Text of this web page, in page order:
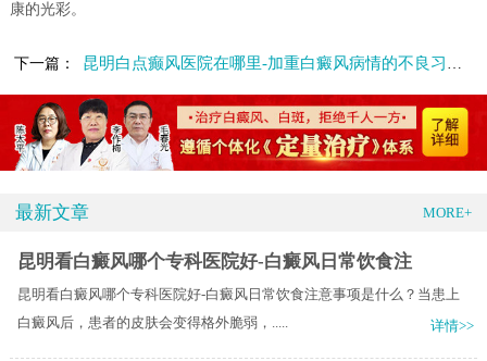
康的光彩。
下一篇： 昆明白点癫风医院在哪里-加重白癜风病情的不良习惯有什么
最新文章 MORE+
昆明看白癜风哪个专科医院好-白癜风日常饮食注
昆明看白癜风哪个专科医院好-白癜风日常饮食注意事项是什么？当患上
白癜风后，患者的皮肤会变得格外脆弱，.....
详情>>